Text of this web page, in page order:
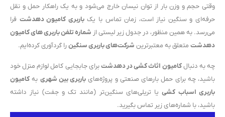
وقتی حجم و وزن بار از توان نیسان خارج می‌شود و به یک راهکار حمل و نقل
حرفه‌ای و سنگین نیاز است، زمان تماس با یکباربری کامیون دهدشت فرا
می‌رسد. به همین منظور، در جدول زیر لیستی از شماره تلفن باربری های کامیون
دهدشت متعلق به معتبرترین شرکت‌های باربری سنگینرا گردآوری کرده‌ایم.
چه به دنبالکامیون اثاث کشی در دهدشتبرای جابجایی کامل لوازم منزل خود
باشید، چه برای حمل بارهای صنعتی و پروژه‌های باربری بین شهری به کامیون
باربری اسباب کشییا تریلی‌های سنگین‌تر (مانند تک و جفت) نیاز داشته
باشید، با شماره‌های زیر تماس بگیرید.